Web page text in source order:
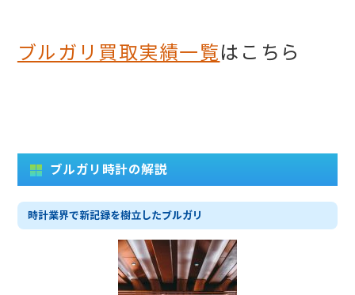
ブルガリ買取実績一覧はこちら
ブルガリ時計の解説
時計業界で新記録を樹立したブルガリ